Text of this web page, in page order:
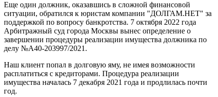
Еще один должник, оказавшись в сложной финансовой
ситуации, обратился к юристам компании "ДОЛГАМ.НЕТ" за
поддержкой по вопросу банкротства. 7 октября 2022 года
Арбитражный суд города Москвы вынес определение о
завершении процедуры реализации имущества должника по
делу №А40-203997/2021.
Наш клиент попал в долговую яму, не имея возможности
расплатиться с кредиторами. Процедура реализации
имущества началась 7 декабря 2021 года и продлилась почти
год.